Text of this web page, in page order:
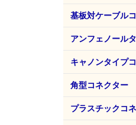
基板対ケーブル
ヒロセ
I-PEX（
アンフェノール
第一電
キャノンタイプ
トーコネ
角型コネクター
本多通信
3M
プラスチックコ